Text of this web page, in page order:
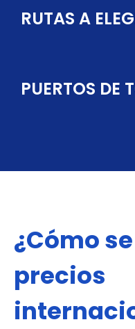
RUTAS A
PUERTOS DE
¿Cómo
precios